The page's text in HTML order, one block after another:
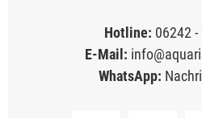
Hotline: 06242
E-Mail:
WhatsApp: